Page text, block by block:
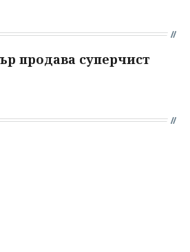
продава суперчист